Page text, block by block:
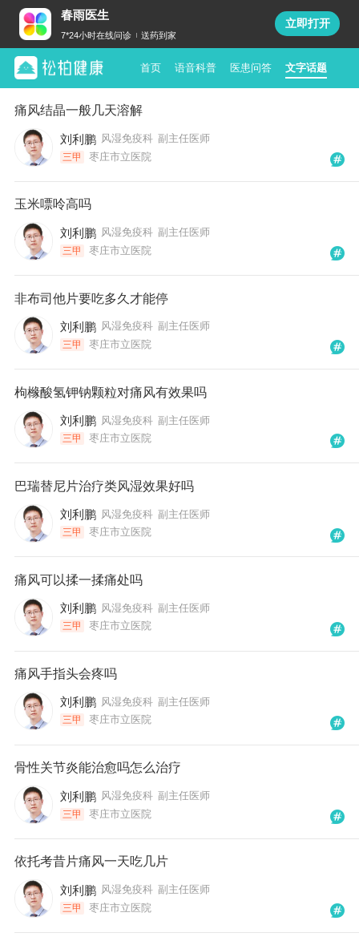
春雨医生
7*24小时在线问诊 送药到家
立即打开
首页 语音科普 医患问答 文字话题
痛风结晶一般几天溶解
刘利鹏 风湿免疫科 副主任医师
三甲 枣庄市立医院
玉米嘌呤高吗
刘利鹏 风湿免疫科 副主任医师
三甲 枣庄市立医院
非布司他片要吃多久才能停
刘利鹏 风湿免疫科 副主任医师
三甲 枣庄市立医院
枸橼酸氢钾钠颗粒对痛风有效果吗
刘利鹏 风湿免疫科 副主任医师
三甲 枣庄市立医院
巴瑞替尼片治疗类风湿效果好吗
刘利鹏 风湿免疫科 副主任医师
三甲 枣庄市立医院
痛风可以揉一揉痛处吗
刘利鹏 风湿免疫科 副主任医师
三甲 枣庄市立医院
痛风手指头会疼吗
刘利鹏 风湿免疫科 副主任医师
三甲 枣庄市立医院
骨性关节炎能治愈吗怎么治疗
刘利鹏 风湿免疫科 副主任医师
三甲 枣庄市立医院
依托考昔片痛风一天吃几片
刘利鹏 风湿免疫科 副主任医师
三甲 枣庄市立医院